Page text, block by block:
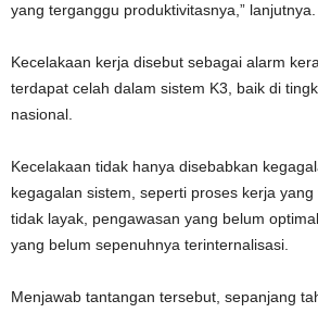
yang terganggu produktivitasnya,” lanjutnya.
Kecelakaan kerja disebut sebagai alarm
terdapat celah dalam sistem K3, baik di
nasional.
Kecelakaan tidak hanya disebabkan
kegagalan sistem, seperti proses kerja
tidak layak, pengawasan yang belum
yang belum sepenuhnya terinternalisasi.
Menjawab tantangan tersebut, sepanjang